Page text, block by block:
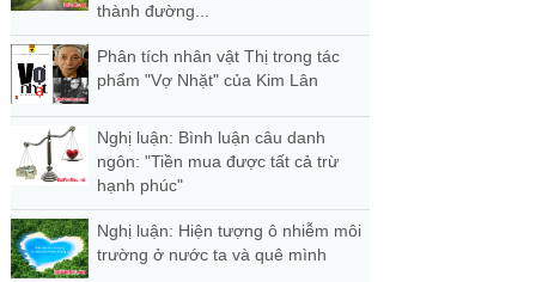
thành đường...
Phân tích nhân vật Thị trong tác
phẩm "Vợ Nhặt" của Kim Lân
Nghị luận: Bình luận câu danh
ngôn: "Tiền mua được tất cả trừ
hạnh phúc"
Nghị luận: Hiện tượng ô nhiễm môi
trường ở nước ta và quê mình